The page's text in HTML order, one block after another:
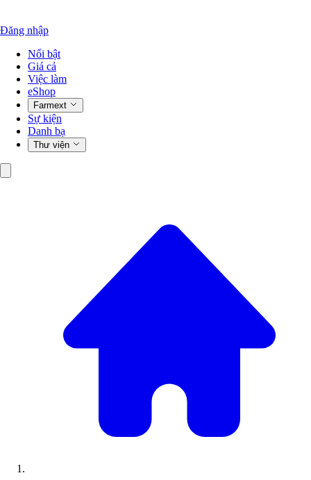
Đăng nhập
Nổi bật
Giá cả
Việc làm
eShop
Farmext
Sự kiện
Danh bạ
Thư viện